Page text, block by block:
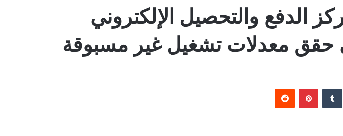
الدفع والتحصيل الإلكتروني
حقق معدلات تشغيل غير مسبوقة
لينكدإن بينتيريست